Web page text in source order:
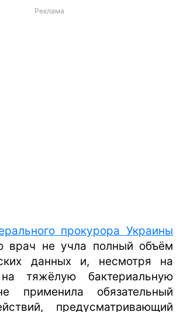
Реклама
прокурора Украины
врач не учла полный объём
данных и, несмотря на
тяжёлую бактериальную
применила обязательный
предусматривающий